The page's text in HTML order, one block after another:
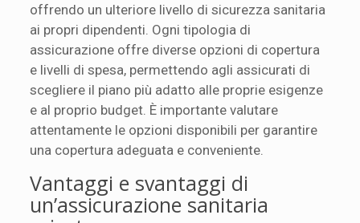
offrendo un ulteriore livello di sicurezza sanitaria
ai propri dipendenti. Ogni tipologia di
assicurazione offre diverse opzioni di copertura
e livelli di spesa, permettendo agli assicurati di
scegliere il piano più adatto alle proprie esigenze
e al proprio budget. È importante valutare
attentamente le opzioni disponibili per garantire
una copertura adeguata e conveniente.
Vantaggi e svantaggi di
un’assicurazione sanitaria